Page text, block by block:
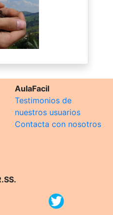
AulaFacil
Testimonios de
nuestros usuarios
Contacta con nosotros